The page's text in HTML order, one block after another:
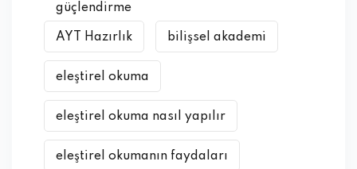
güçlendirme
AYT Hazırlık bilişsel akademi
eleştirel okuma
eleştirel okuma nasıl yapılır
eleştirel okumanın faydaları